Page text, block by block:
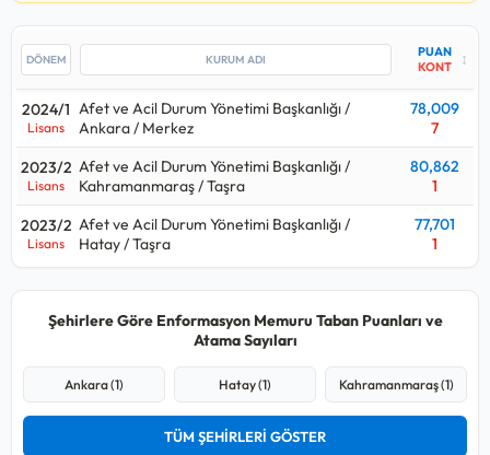
Bu kadro için yakın tarihte yapılan yerleştirmede Afet ve Acil
kişi almış.
kontenjan ile 2024 yılındaki7kişilik kontenjana bakılırsa%250
oranında bir artış gerçekleşmiş.
Enformasyon Memuru alımları için açılan kurum ilanlarına
Enformasyon Memurukadrosu hangi puan türünden alıyor
sorusunun cevabı eğitim türüne göre değişmektedir.
Lisans düzeyinde alım yaparsa:
Ortaöğretim düzeyinde alım yaparsa:Kpss P94
↕
PUAN
KONT
2024/1
Lisans
Afet ve Acil Durum Yönetimi Başkanlığı /
Ankara / Merkez
78,009
7
2023/2
Lisans
Afet ve Acil Durum Yönetimi Başkanlığı /
Kahramanmaraş / Taşra
80,862
1
2023/2
Lisans
Afet ve Acil Durum Yönetimi Başkanlığı /
Hatay / Taşra
77,701
1
Şehirlere Göre Enformasyon Memuru Taban Puanları ve
Atama Sayıları
Ankara (1) Hatay (1) Kahramanmaraş (1)
TÜM ŞEHİRLERİ GÖSTER